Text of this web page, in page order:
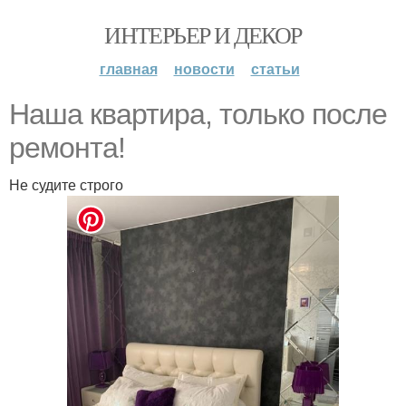
ИНТЕРЬЕР И ДЕКОР
главная новости статьи
Наша квартира, только после
ремонта!
Не судите строго